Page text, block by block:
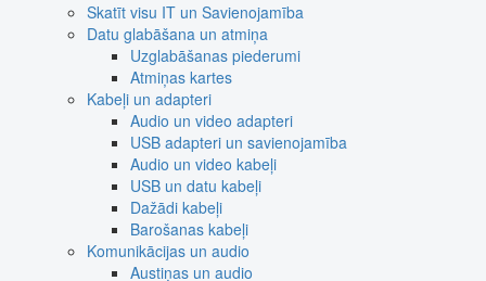
Skatīt visu IT un Savienojamība
Datu glabāšana un atmiņa
Uzglabāšanas piederumi
Atmiņas kartes
Kabeļi un adapteri
Audio un video adapteri
USB adapteri un savienojamība
Audio un video kabeļi
USB un datu kabeļi
Dažādi kabeļi
Barošanas kabeļi
Komunikācijas un audio
Austiņas un audio